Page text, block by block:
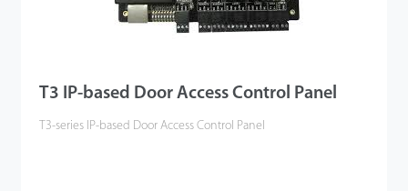
T3 IP-based Door Access Control Panel
T3-series IP-based Door Access Control Panel